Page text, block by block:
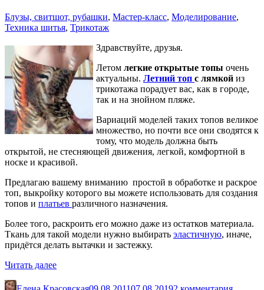
Блузы, свитшот, рубашки, Мастер-класс, Моделирование,
Техника шитья, Трикотаж
Здравствуйте, друзья.
Летом легкие открытые топы очень
актуальны. Летний топ с лямкой из
трикотажа порадует вас, как в городе,
так и на знойном пляже.
Вариаций моделей таких топов великое
множество, но почти все они сводятся к
тому, что модель должна быть
открытой, не стесняющей движения, легкой, комфортной в
носке и красивой.
Предлагаю вашему вниманию простой в обработке и раскрое
топ, выкройку которого вы можете использовать для создания
топов и платьев различного назначения.
Более того, раскроить его можно даже из остатков материала.
Ткань для такой модели нужно выбирать эластичную, иначе,
придётся делать вытачки и застежку.
Читать далее«Как
летний